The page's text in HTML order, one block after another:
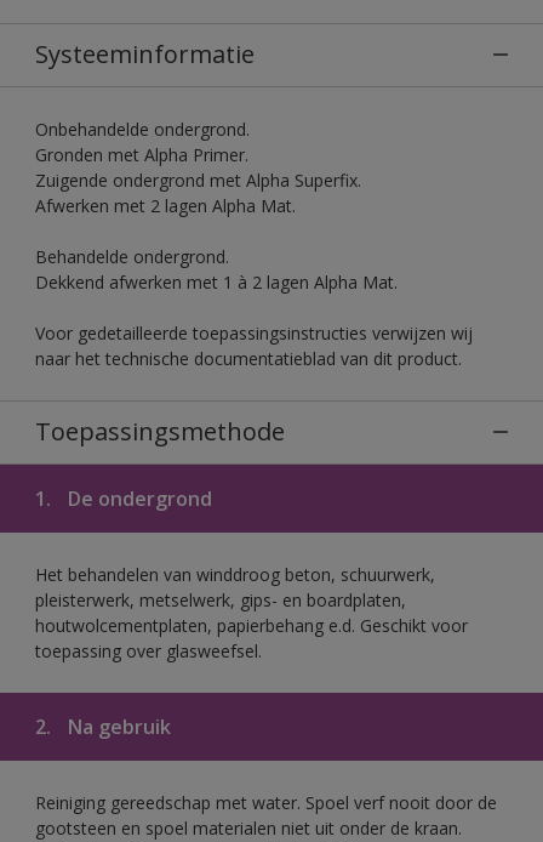
Systeeminformatie
Onbehandelde ondergrond.
Gronden met Alpha Primer.
Zuigende ondergrond met Alpha Superfix.
Afwerken met 2 lagen Alpha Mat.
Behandelde ondergrond.
Dekkend afwerken met 1 à 2 lagen Alpha Mat.
Voor gedetailleerde toepassingsinstructies verwijzen wij
naar het technische documentatieblad van dit product.
Toepassingsmethode
1. De ondergrond
Het behandelen van winddroog beton, schuurwerk,
pleisterwerk, metselwerk, gips- en boardplaten,
houtwolcementplaten, papierbehang e.d. Geschikt voor
toepassing over glasweefsel.
2. Na gebruik
Reiniging gereedschap met water. Spoel verf nooit door de
gootsteen en spoel materialen niet uit onder de kraan.